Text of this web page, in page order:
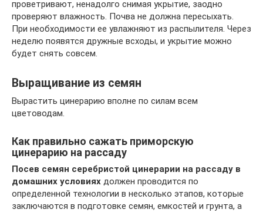
проветривают, ненадолго снимая укрытие, заодно
проверяют влажность. Почва не должна пересыхать.
При необходимости ее увлажняют из распылителя. Через
неделю появятся дружные всходы, и укрытие можно
будет снять совсем.
Выращивание из семян
Вырастить цинерарию вполне по силам всем
цветоводам.
Как правильно сажать приморскую
цинерарию на рассаду
Посев семян серебристой цинерарии на рассаду в
домашних условиях должен проводится по
определенной технологии в несколько этапов, которые
заключаются в подготовке семян, емкостей и грунта, а